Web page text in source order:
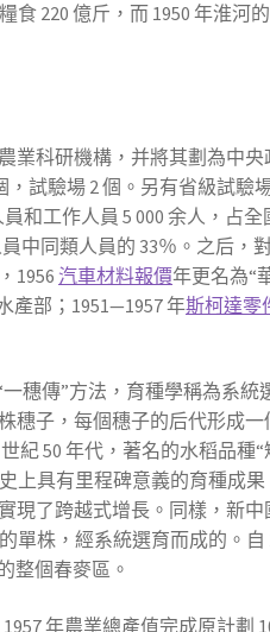
220 億斤，而 1950 年淮河
業科研機構，并將其劃為中
，試驗場 2 個。另有省級試驗
和工作人員 5 000 余人，占
中同類人員的 33％。之后，
1956 汽車材料報價年更名為“
產部；1951—1957 年斯柯達零
穗傳”方法，育種學稱為系統
穗子，每個穗子的后代形成
50 年代，著名的水稻品種
上具有里程碑意義的育種成
現了跨越式增長。同樣，新
單株，經系統選育而成的。
整個春麥區。
年農業總產值完成原計劃